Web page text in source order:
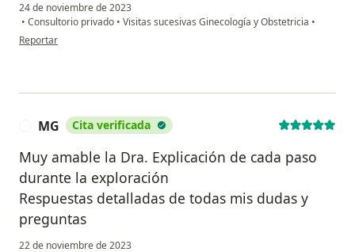
24 de noviembre de 2023
• Consultorio privado • Visitas sucesivas Ginecología y Obstetricia •
en opinión del usuario Andrea
Reportar
MG Cita verificada
Muy amable la Dra. Explicación de cada paso
durante la exploración
Respuestas detalladas de todas mis dudas y
preguntas
22 de noviembre de 2023